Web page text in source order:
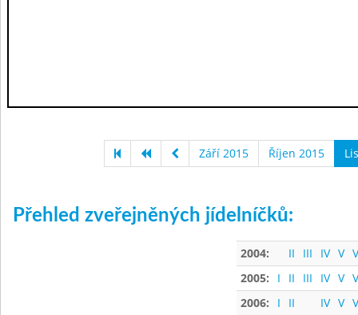
Září 2015 Říjen 2015
Přehled zveřejněných jídelníčků:
2004: II III IV V
2005:
I II III IV V
2006:
I II IV V